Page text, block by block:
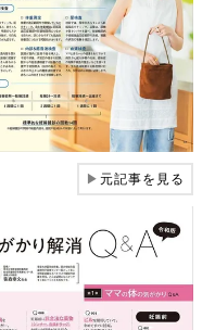
▶元記事を見る